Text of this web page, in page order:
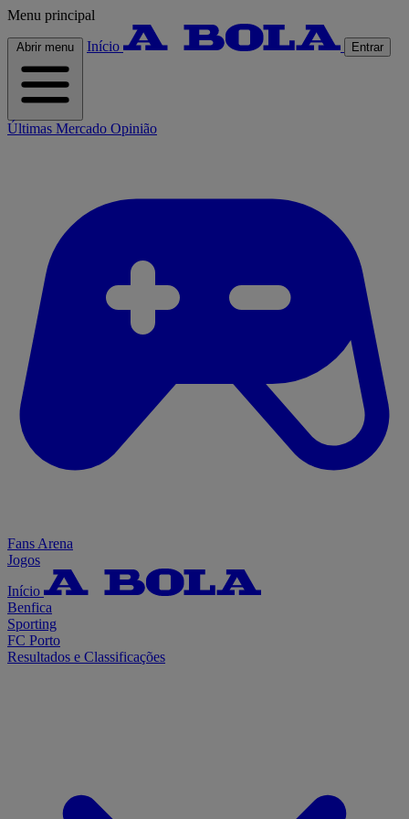
Menu principal
Abrir menu Início Entrar
Últimas Mercado Opinião
Fans Arena
Jogos
Início
Benfica
Sporting
FC Porto
Resultados e Classificações